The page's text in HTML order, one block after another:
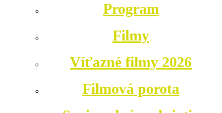
Program
Filmy
Víťazné filmy 2026
Filmová porota